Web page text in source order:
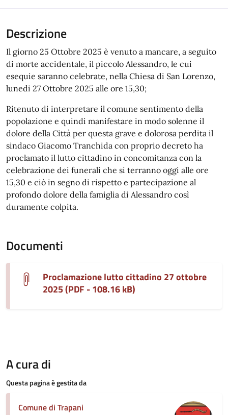
Descrizione
Il giorno 25 Ottobre 2025 è venuto a mancare, a seguito
di morte accidentale, il piccolo Alessandro, le cui
esequie saranno celebrate, nella Chiesa di San Lorenzo,
lunedi 27 Ottobre 2025 alle ore 15,30;
Ritenuto di interpretare il comune sentimento della
popolazione e quindi manifestare in modo solenne il
dolore della Città per questa grave e dolorosa perdita il
sindaco Giacomo Tranchida con proprio decreto ha
proclamato il lutto cittadino in concomitanza con la
celebrazione dei funerali che si terranno oggi alle ore
15,30 e ciò in segno di rispetto e partecipazione al
profondo dolore della famiglia di Alessandro così
duramente colpita.
Documenti
Proclamazione lutto cittadino 27 ottobre
2025 (PDF - 108.16 kB)
A cura di
Questa pagina è gestita da
Comune di Trapani